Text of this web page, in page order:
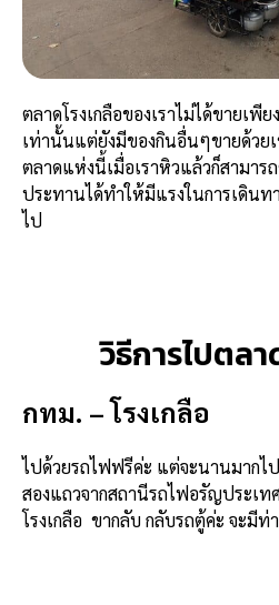
ตลาดโรงเกลือของเราไม่ได้ขายเพี
เท่านั้นแต่ยังมีของกินอื่นๆขายด้วย
ตลาดแห่งนี้เมื่อเราหิวแล้วก็สามาร
ประทานได้ทำให้มีแรงในการเดินท
ไป
วิธีการไปตลา
กทม. – โรงเกลือ
ไปด้วยรถไฟฟรีค่ะ แต่จะนานมากไ
สองแถวจากสถานีรถไฟอรัญประเท
โรงเกลือ ขากลับ กลับรถตู้ค่ะ จะมีท่